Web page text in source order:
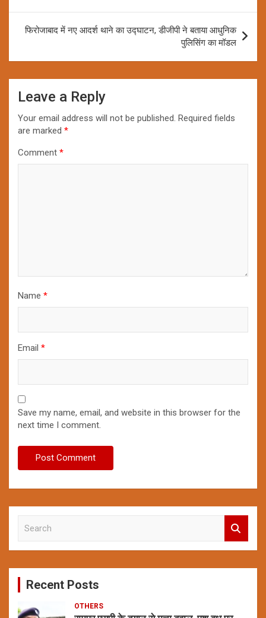
फिरोजाबाद में नए आदर्श थाने का उद्घाटन, डीजीपी ने बताया आधुनिक
पुलिसिंग का मॉडल
Leave a Reply
Your email address will not be published. Required fields
are marked *
Comment *
Name *
Email *
Save my name, email, and website in this browser for the
next time I comment.
c
Recent Posts
OTHERS